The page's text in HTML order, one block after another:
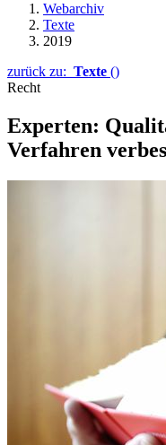
Webarchiv
Texte
2019
zurück zu: Texte ()
Recht
Experten:
Verfahren